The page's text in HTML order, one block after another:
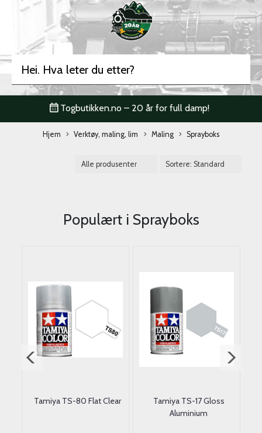
Togbutikken.no – 20 år for full damp!
Hjem Verktøy, maling, lim Maling Sprayboks
Populært i Sprayboks
Tamiya TS-80 Flat Clear
Tamiya TS-17 Gloss
Aluminium